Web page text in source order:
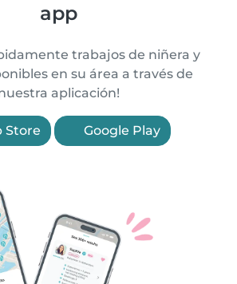
app
trabajos de niñera y
en su área a través de
aplicación!
Store Google Play